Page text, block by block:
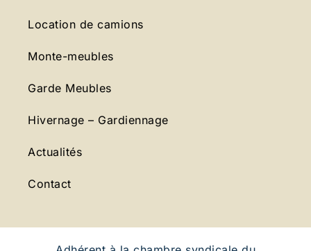
Location de camions
Monte-meubles
Garde Meubles
Hivernage – Gardiennage
Actualités
Contact